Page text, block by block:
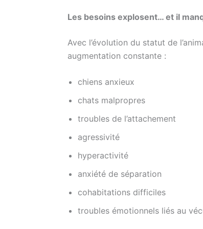
Les besoins explosent… et il
Avec l’évolution du statut de
augmentation constante :
chiens anxieux
chats malpropres
troubles de l’attachement
agressivité
hyperactivité
anxiété de séparation
cohabitations difficiles
troubles émotionnels liés au